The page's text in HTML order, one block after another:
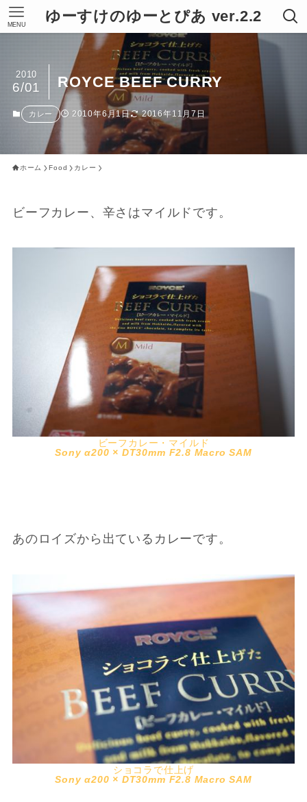
ゆーすけのゆーとぴあ ver.2.2
MENU
ROYCE BEEF CURRY
2010
6/01
カレー 2010年6月1日 2016年11月7日
ホーム Food カレー
ビーフカレー、辛さはマイルドです。
ビーフカレー・マイルド
Sony α200 × DT30mm F2.8 Macro SAM
あのロイズから出ているカレーです。
ショコラで仕上げ
Sony α200 × DT30mm F2.8 Macro SAM